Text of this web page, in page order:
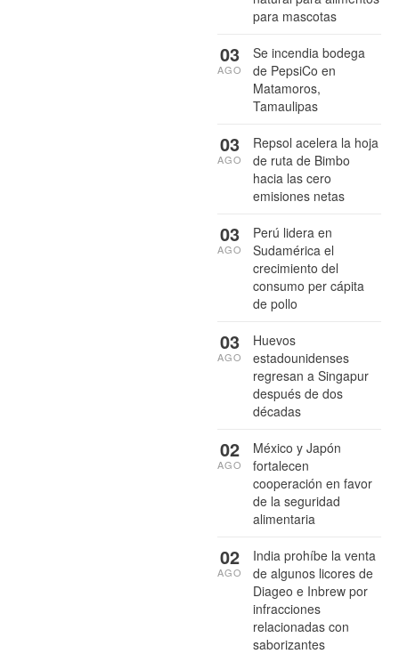
para mascotas
Se incendia bodega
de PepsiCo en
Matamoros,
Tamaulipas
03
AGO
Repsol acelera la hoja
de ruta de Bimbo
hacia las cero
emisiones netas
03
AGO
Perú lidera en
Sudamérica el
crecimiento del
consumo per cápita
de pollo
03
AGO
Huevos
estadounidenses
regresan a Singapur
después de dos
décadas
03
AGO
México y Japón
fortalecen
cooperación en favor
de la seguridad
alimentaria
02
AGO
India prohíbe la venta
de algunos licores de
Diageo e Inbrew por
infracciones
relacionadas con
saborizantes
02
AGO